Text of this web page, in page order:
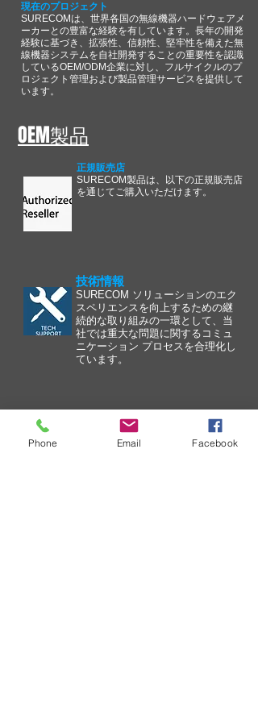
現在のプロジェクト
SURECOMは、世界各国の無線機器ハードウェアメ
ーカーとの豊富な経験を有しています。長年の開発
経験に基づき、拡張性、信頼性、堅牢性を備えた無
線機器システムを自社開発することの重要性を認識
しているOEM/ODM企業に対し、フルサイクルのプ
ロジェクト管理および製品管理サービスを提供して
います。
OEM製品
正規販売店
SURECOM製品は、以下の正規販売店
を通じてご購入いただけます。
技術情報
SURECOM ソリューションのエク
スペリエンスを向上するための継
続的な取り組みの一環として、当
社では重大な問題に関するコミュ
ニケーション プロセスを合理化し
ています。
卸売価格表のリクエスト
企業として、卸売価格表のリクエ
Phone Email Facebook